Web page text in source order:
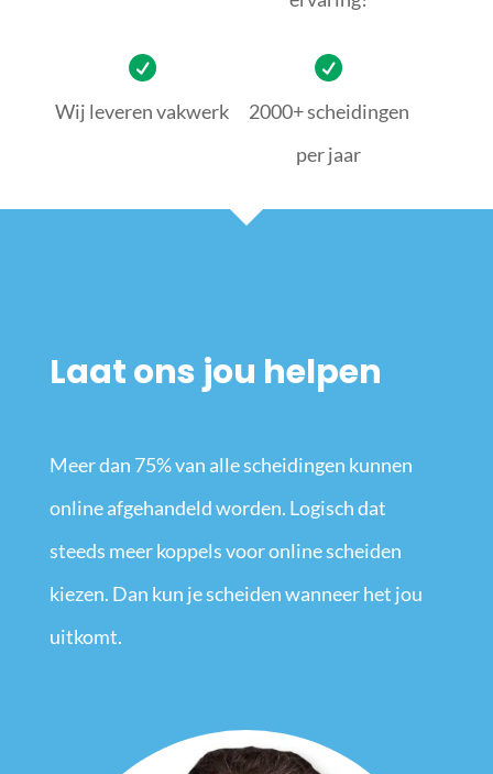
Wij leveren vakwerk
2000+ scheidingen
per jaar
Laat ons jou helpen
Meer dan 75% van alle scheidingen kunnen
online afgehandeld worden. Logisch dat
steeds meer koppels voor online scheiden
kiezen. Dan kun je scheiden wanneer het jou
uitkomt.